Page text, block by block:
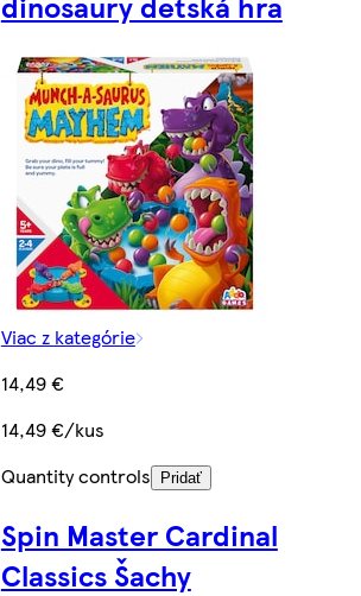
Viac z kategórie
14,49 €
14,49 €/kus
Quantity controls
Pridať
Spin Master Cardinal
Classics Šachy